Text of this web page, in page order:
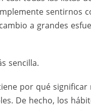
sentirnos
a grandes
sencilla.
por qué
De hecho, los